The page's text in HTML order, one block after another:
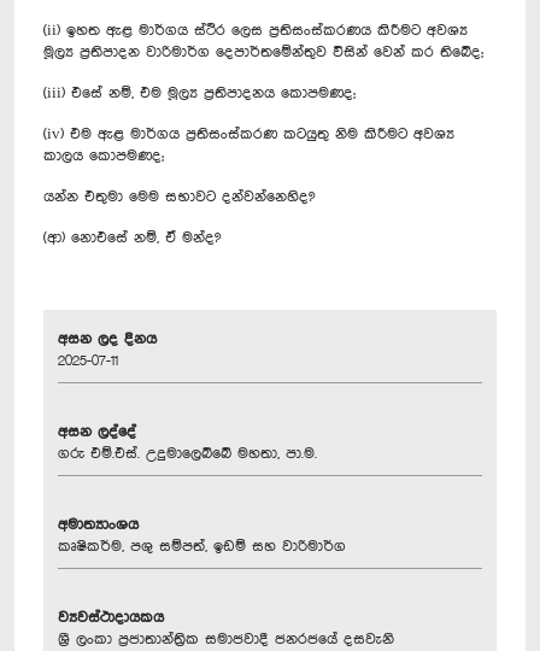
(ii) ඉහත ඇළ මාර්ගය ස්ථිර ලෙස ප්‍රතිසංස්කරණය කිරීමට අවශ්‍ය
මූල්‍ය ප්‍රතිපාදන වාරිමාර්ග දෙපාර්තමේන්තුව විසින් වෙන් කර තිබේද;
(iii) එසේ නම්, එම මූල්‍ය ප්‍රතිපාදනය කොපමණද;
(iv) එම ඇළ මාර්ගය ප්‍රතිසංස්කරණ කටයුතු නිම කිරීමට අවශ්‍ය
කාලය කොපමණද;
යන්න එතුමා මෙම සභාවට දන්වන්නෙහිද?
(ආ) නොඑසේ නම්, ඒ මන්ද?
අසන ලද දිනය
2025-07-11
අසන ලද්දේ
ගරු එම්.එස්. උදුමාලෙබ්බේ මහතා, පා.ම.
අමාත්‍යාංශය
කෘෂිකර්ම, පශු සම්පත්, ඉඩම් සහ වාරිමාර්ග
ව්‍යවස්ථාදායකය
ශ්‍රී ලංකා ප්‍රජාතාන්ත්‍රික සමාජවාදී ජනරජයේ දසවැනි